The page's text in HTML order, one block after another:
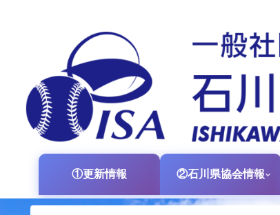
①更新情報 ②石川県協会情報